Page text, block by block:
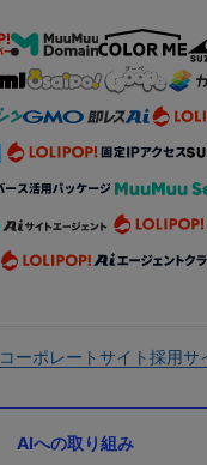
コーポレートサイト採用サ
AIへの取り組み